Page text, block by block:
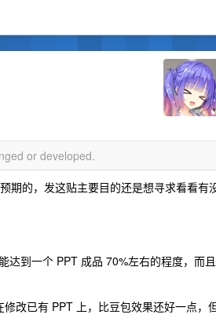
or developed.
期的，发这贴主要目的还是想寻求看看有
达到一个 PPT 成品 70%左右的程度，而且
改已有 PPT 上，比豆包效果还好一点，